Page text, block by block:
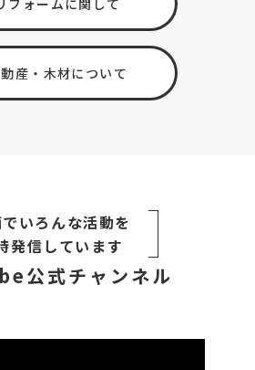
産・木材について
いろんな活動を
発信しています
公式チャンネル